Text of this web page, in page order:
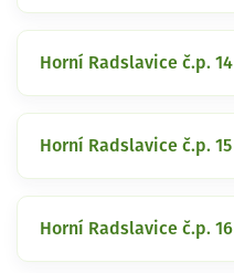
Horní Radslavice č.p. 14
Horní Radslavice č.p. 15
Horní Radslavice č.p. 16